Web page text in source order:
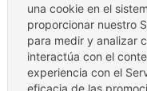
una cookie en el
proporcionar nuestro
para medir y analizar
interactúa con el
experiencia con el
eficacia de las